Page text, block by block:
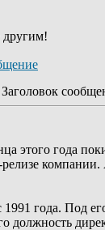
другим!
Заголовок
этого года
релизе
года. Под